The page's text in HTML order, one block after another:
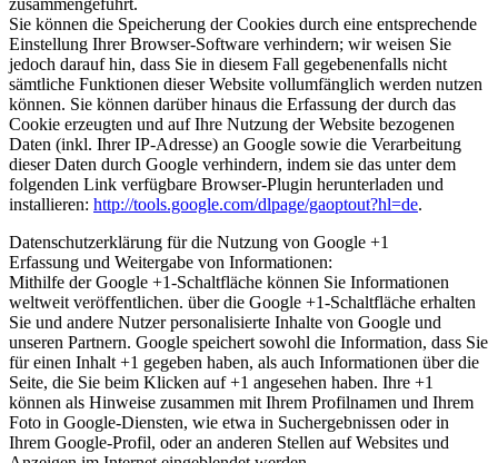
zusammengeführt.
Sie können die Speicherung der Cookies durch eine entsprechende
Einstellung Ihrer Browser-Software verhindern; wir weisen Sie
jedoch darauf hin, dass Sie in diesem Fall gegebenenfalls nicht
sämtliche Funktionen dieser Website vollumfänglich werden nutzen
können. Sie können darüber hinaus die Erfassung der durch das
Cookie erzeugten und auf Ihre Nutzung der Website bezogenen
Daten (inkl. Ihrer IP-Adresse) an Google sowie die Verarbeitung
dieser Daten durch Google verhindern, indem sie das unter dem
folgenden Link verfügbare Browser-Plugin herunterladen und
installieren: http://tools.google.com/dlpage/gaoptout?hl=de.
Datenschutzerklärung für die Nutzung von Google +1
Erfassung und Weitergabe von Informationen:
Mithilfe der Google +1-Schaltfläche können Sie Informationen
weltweit veröffentlichen. über die Google +1-Schaltfläche erhalten
Sie und andere Nutzer personalisierte Inhalte von Google und
unseren Partnern. Google speichert sowohl die Information, dass Sie
für einen Inhalt +1 gegeben haben, als auch Informationen über die
Seite, die Sie beim Klicken auf +1 angesehen haben. Ihre +1
können als Hinweise zusammen mit Ihrem Profilnamen und Ihrem
Foto in Google-Diensten, wie etwa in Suchergebnissen oder in
Ihrem Google-Profil, oder an anderen Stellen auf Websites und